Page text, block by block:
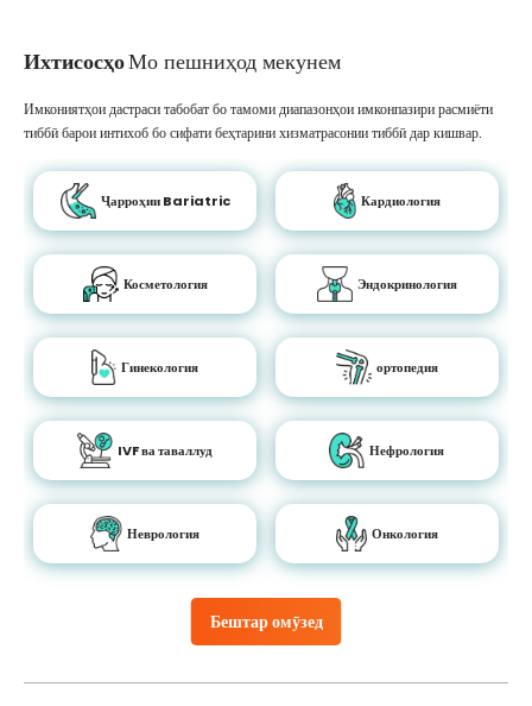
ИхтисосҳоМо пешниҳод мекунем
Бештар омӯзед
Имкониятҳои дастраси табобат бо тамоми диапазонҳои имконпазири расмиёти
тиббӣ барои интихоб бо сифати беҳтарини хизматрасонии тиббӣ дар кишвар.
Ҷарроҳии Bariatric Кардиология
Косметология Эндокринология
Гинекология ортопедия
IVF ва таваллуд Нефрология
Неврология Онкология